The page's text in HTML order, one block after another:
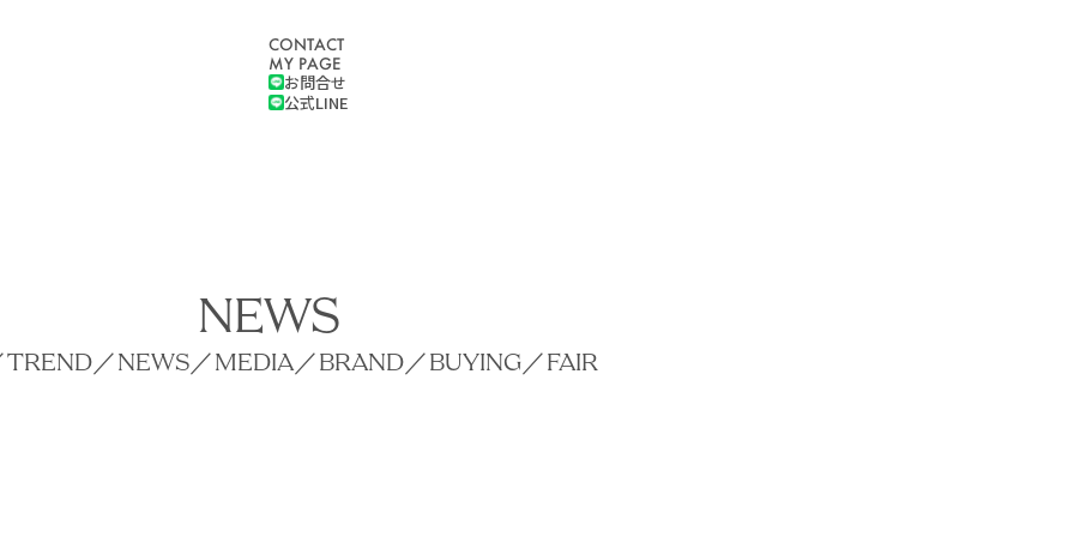
CONTACT
MY PAGE
お問合せ
公式LINE
NEWS
TREND／ NEWS／ MEDIA／ BRAND／ BUYING／ FAIR